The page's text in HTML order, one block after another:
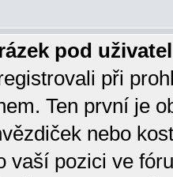
pod
při
Ten první je
nebo
vaší pozici ve